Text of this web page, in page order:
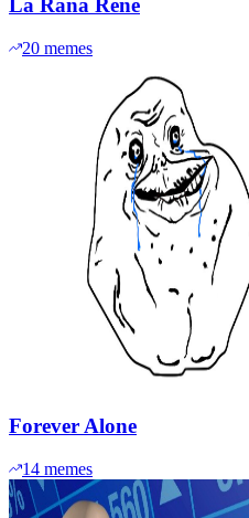
La Rana René
20 memes
Forever Alone
14 memes